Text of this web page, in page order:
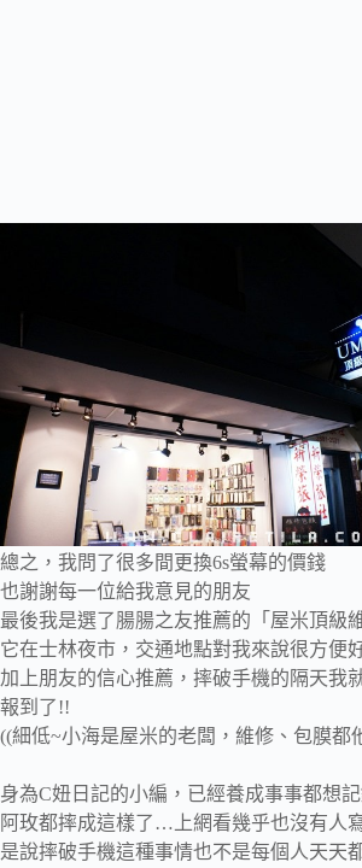
總之，我問了很多間更換6s螢幕的價錢
也謝謝每一位給我意見的朋友
最後我是選了腸腸之友推薦的「屋米頂級
它在士林夜市，交通地點對我來說很方便
加上朋友的信心推薦，摔破手機的隔天我
報到了!!
((細低~小海是屋米的老闆，維修、包膜都
身為C妞日記的小編，已經養成事事都想
阿玫都摔成這樣了…上網看幾乎也沒有人
是說摔破手機這種事情也不是每個人天天